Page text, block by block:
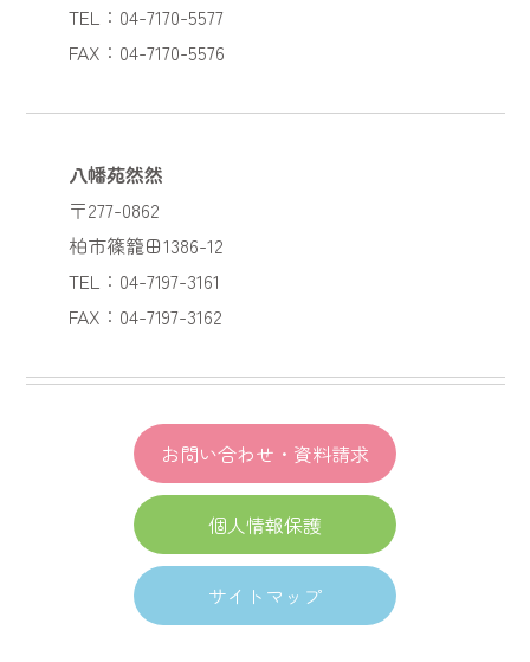
TEL：04-7170-5577
FAX：04-7170-5576
八幡苑然然
〒277-0862
柏市篠籠田1386-12
TEL：04-7197-3161
FAX：04-7197-3162
お問い合わせ・資料請求
個人情報保護
サイトマップ